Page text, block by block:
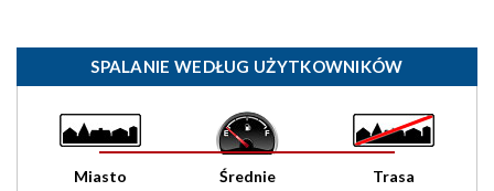
SPALANIE WEDŁUG UŻYTKOWNIKÓW
Miasto Średnie Trasa